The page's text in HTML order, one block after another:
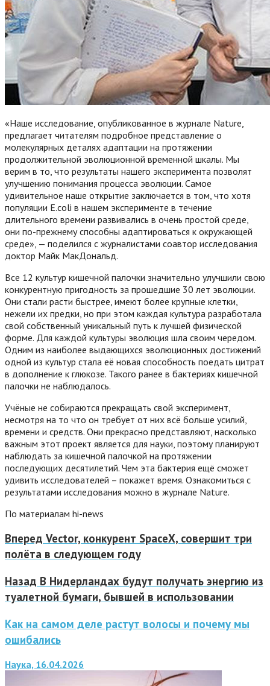
«Наше исследование, опубликованное в журнале Nature,
предлагает читателям подробное представление о
молекулярных деталях адаптации на протяжении
продолжительной эволюционной временной шкалы. Мы
верим в то, что результаты нашего эксперимента позволят
улучшению понимания процесса эволюции. Самое
удивительное наше открытие заключается в том, что хотя
популяции E.coli в нашем эксперименте в течение
длительного времени развивались в очень простой среде,
они по-прежнему способны адаптироваться к окружающей
среде», — поделился с журналистами соавтор исследования
доктор Майк МакДональд.
Все 12 культур кишечной палочки значительно улучшили свою
конкурентную пригодность за прошедшие 30 лет эволюции.
Они стали расти быстрее, имеют более крупные клетки,
нежели их предки, но при этом каждая культура разработала
свой собственный уникальный путь к лучшей физической
форме. Для каждой культуры эволюция шла своим чередом.
Одним из наиболее выдающихся эволюционных достижений
одной из культур стала её новая способность поедать цитрат
в дополнение к глюкозе. Такого ранее в бактериях кишечной
палочки не наблюдалось.
Учёные не собираются прекращать свой эксперимент,
несмотря на то что он требует от них всё больше усилий,
времени и средств. Они прекрасно представляют, насколько
важным этот проект является для науки, поэтому планируют
наблюдать за кишечной палочкой на протяжении
последующих десятилетий. Чем эта бактерия ещё сможет
удивить исследователей – покажет время. Ознакомиться с
результатами исследования можно в журнале Nature.
По материалам hi-news
Вперед Vector, конкурент SpaceX, совершит три
полёта в следующем году
Назад В Нидерландах будут получать энергию из
туалетной бумаги, бывшей в использовании
Как на самом деле растут волосы и почему мы
ошибались
Наука, 16.04.2026